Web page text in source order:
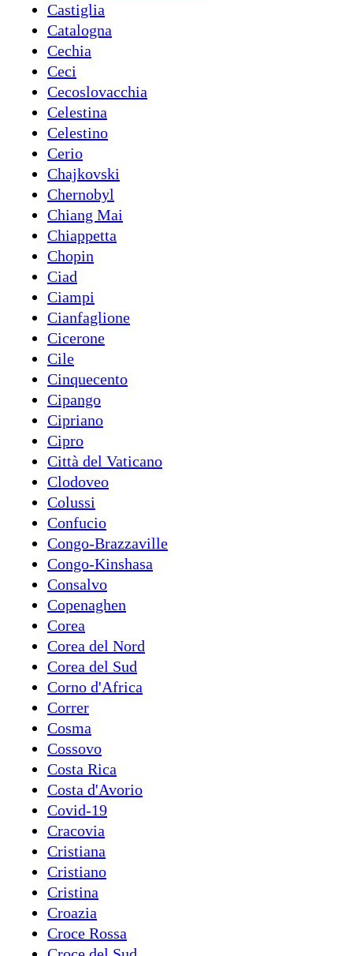
Castiglia
Catalogna
Cechia
Ceci
Cecoslovacchia
Celestina
Celestino
Cerio
Chajkovski
Chernobyl
Chiang Mai
Chiappetta
Chopin
Ciad
Ciampi
Cianfaglione
Cicerone
Cile
Cinquecento
Cipango
Cipriano
Cipro
Città del Vaticano
Clodoveo
Colussi
Confucio
Congo-Brazzaville
Congo-Kinshasa
Consalvo
Copenaghen
Corea
Corea del Nord
Corea del Sud
Corno d'Africa
Correr
Cosma
Cossovo
Costa Rica
Costa d'Avorio
Covid-19
Cracovia
Cristiana
Cristiano
Cristina
Croazia
Croce Rossa